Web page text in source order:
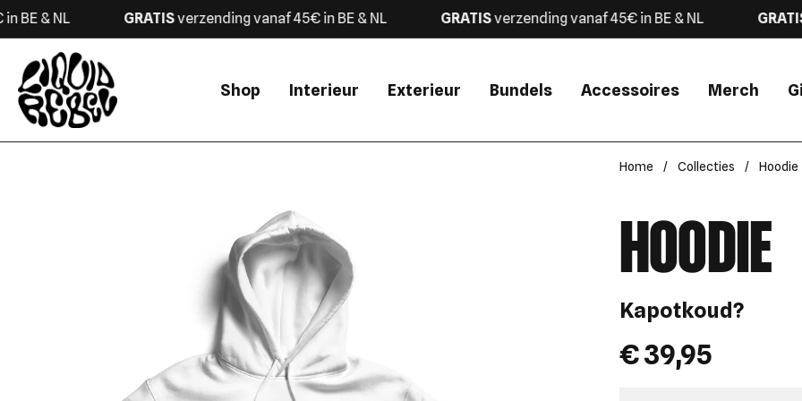
Ga naar content
& NL GRATISverzendingvanaf 45€ in BE & NL GRATISverzendingvanaf 45€ in BE & NL GRATIS
Shop Interieur Exterieur Bundels Accessoires Merch
Home / Collecties / Hoodie
HOODIE
Kapotkoud?
Prijs:
€ 39,95